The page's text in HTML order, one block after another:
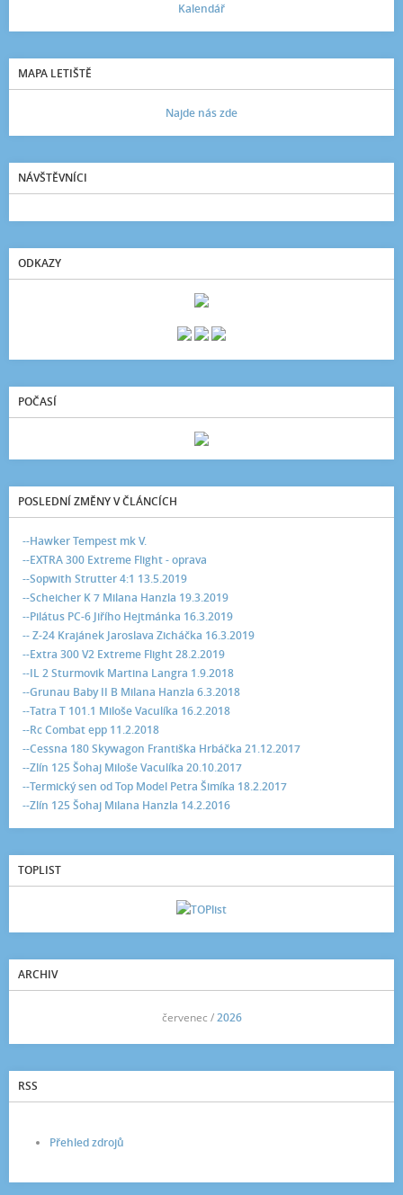
Kalendář
MAPA LETIŠTĚ
Najde nás zde
NÁVŠTĚVNÍCI
ODKAZY
POČASÍ
POSLEDNÍ ZMĚNY V ČLÁNCÍCH
--Hawker Tempest mk V.
--EXTRA 300 Extreme Flight - oprava
--Sopwith Strutter 4:1 13.5.2019
--Scheicher K 7 Milana Hanzla 19.3.2019
--Pilátus PC-6 Jiřího Hejtmánka 16.3.2019
-- Z-24 Krajánek Jaroslava Zicháčka 16.3.2019
--Extra 300 V2 Extreme Flight 28.2.2019
--IL 2 Sturmovik Martina Langra 1.9.2018
--Grunau Baby II B Milana Hanzla 6.3.2018
--Tatra T 101.1 Miloše Vaculíka 16.2.2018
--Rc Combat epp 11.2.2018
--Cessna 180 Skywagon Františka Hrbáčka 21.12.2017
--Zlín 125 Šohaj Miloše Vaculíka 20.10.2017
--Termický sen od Top Model Petra Šimíka 18.2.2017
--Zlín 125 Šohaj Milana Hanzla 14.2.2016
TOPLIST
ARCHIV
červenec /2026
RSS
Přehled zdrojů